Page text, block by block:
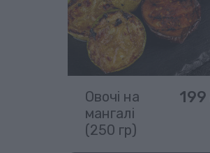
Овочі на
мангалі
(250 гр)
199